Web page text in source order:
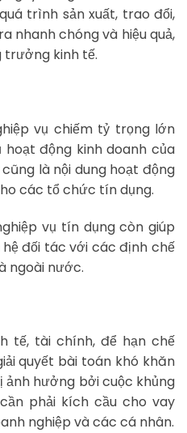
trình sản xuất, trao đổi,
nhanh chóng và hiệu quả,
kinh tế.
vụ chiếm tỷ trọng lớn
động kinh doanh của
là nội dung hoạt động
các tổ chức tín dụng.
vụ tín dụng còn giúp
đối tác với các định chế
ngoài nước.
tế, tài chính, để hạn chế
quyết bài toán khó khăn
hưởng bởi cuộc khủng
phải kích cầu cho vay
nghiệp và các cá nhân.